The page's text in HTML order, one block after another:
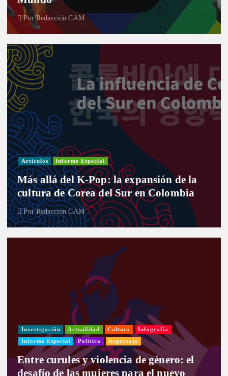
PorRedacción CAM
Artículos Informe Especial
Más allá del K-Pop: la expansión de la
cultura de Corea del Sur en Colombia
PorRedacción CAM
Investigación Actualidad Cultura Infografía
Informe Especial Política Reportaje
Entre curules y violencia de género: el
desafío de las mujeres para el nuevo